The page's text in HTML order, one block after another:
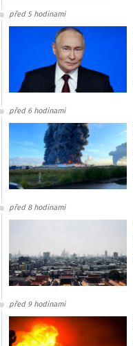
před 5 hodinami
před 6 hodinami
před 8 hodinami
před 9 hodinami